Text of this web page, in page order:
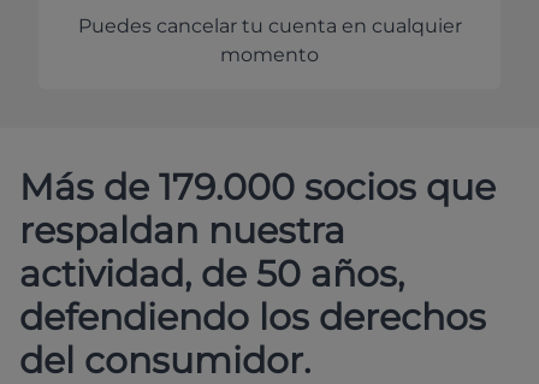
Puedes cancelar tu cuenta en cualquier
momento
Más de 179.000 socios que
respaldan nuestra
actividad, de 50 años,
defendiendo los derechos
del consumidor.